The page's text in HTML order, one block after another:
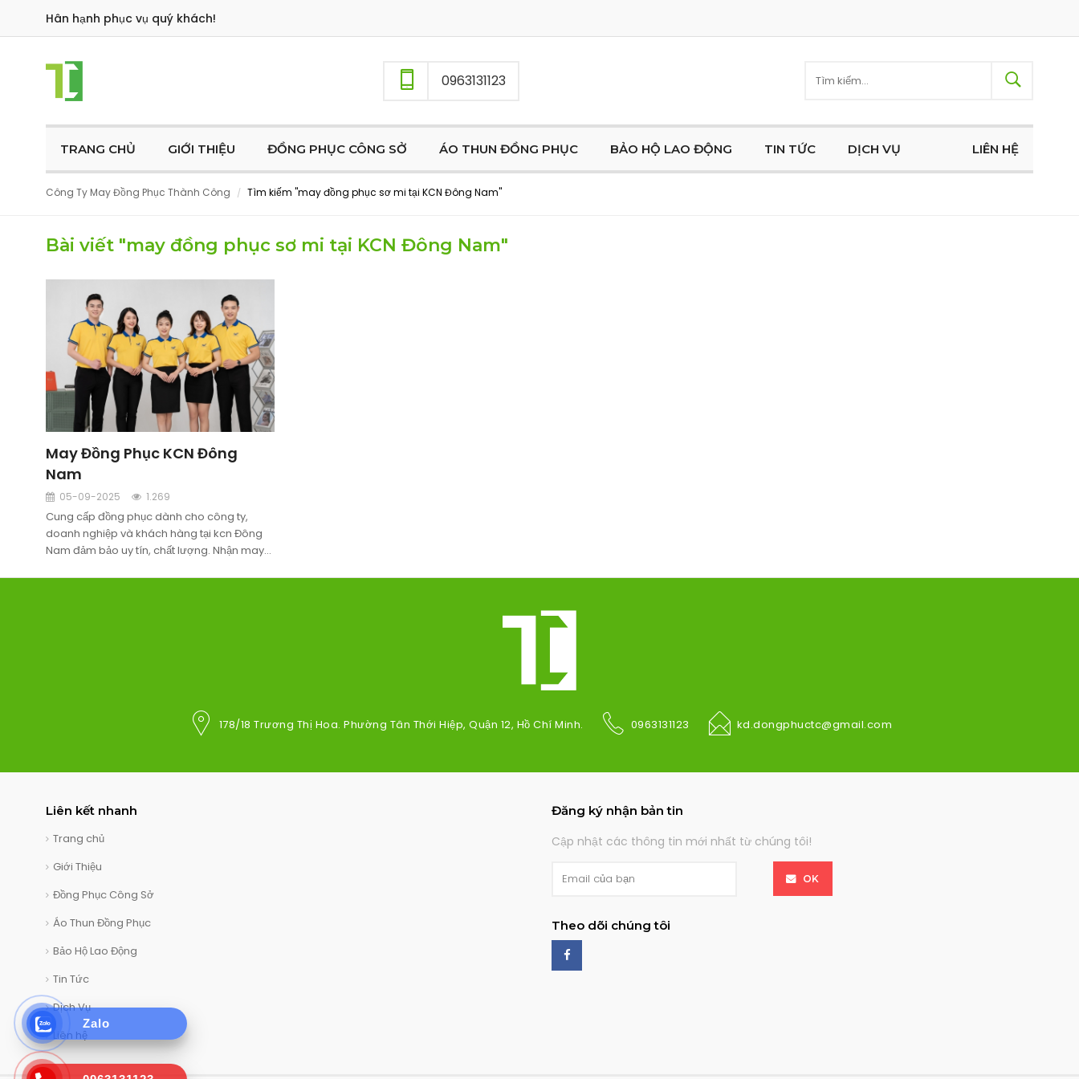
Hân hạnh phục vụ quý khách!
0963131123
TRANG CHỦ GIỚI THIỆU ĐỒNG PHỤC CÔNG SỞ ÁO THUN ĐỒNG PHỤC BẢO HỘ LAO ĐỘNG TIN TỨC DỊCH VỤ LIÊN HỆ
Công Ty May Đồng Phục Thành Công / Tìm kiếm "may đồng phục sơ mi tại KCN Đông Nam"
Bài viết "may đồng phục sơ mi tại KCN Đông Nam"
May Đồng Phục KCN Đông
Nam
05-09-2025 1.269
Cung cấp đồng phục dành cho công ty,
doanh nghiệp và khách hàng tại kcn Đông
Nam đảm bảo uy tín, chất lượng. Nhận may
178/18 Trương Thị Hoa. Phường Tân Thới Hiệp, Quận 12, Hồ Chí Minh. 0963131123 kd.dongphuctc@gmail.com
Liên kết nhanh
Trang chủ
Giới Thiệu
Đồng Phục Công Sở
Áo Thun Đồng Phục
Bảo Hộ Lao Động
Tin Tức
Dịch Vụ
Liên hệ
Đăng ký nhận bản tin
Cập nhật các thông tin mới nhất từ chúng tôi!
OK
Theo dõi chúng tôi
Zalo